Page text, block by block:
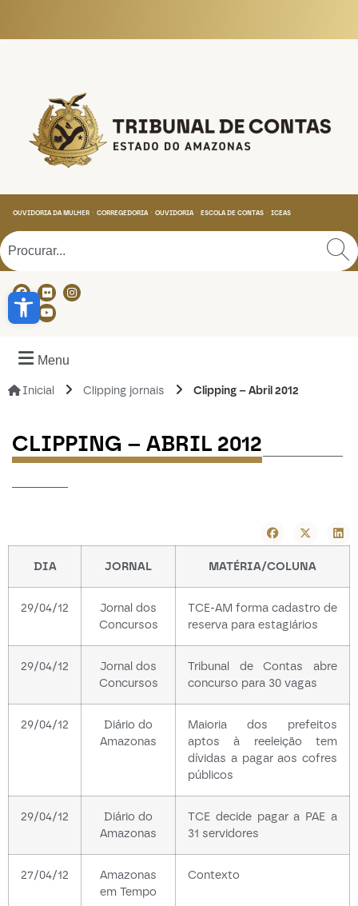
Abrir a barra de ferramentas
OUVIDORIA DA MULHER CORREGEDORIA OUVIDORIA ESCOLA DE CONTAS ICEAS
Menu
Inicial Clipping jornais Clipping – Abril 2012
CLIPPING – ABRIL 2012
DIA JORNAL MATÉRIA/COLUNA
29/04/12
Jornal dos
Concursos
TCE-AM forma cadastro de
reserva para estagiários
29/04/12
Jornal dos
Concursos
Tribunal de Contas abre
concurso para 30 vagas
29/04/12
Diário do
Amazonas
Maioria dos prefeitos
aptos à reeleição tem
dívidas a pagar aos cofres
públicos
29/04/12
Diário do
Amazonas
TCE decide pagar a PAE a
31 servidores
27/04/12
Amazonas
em Tempo
Contexto